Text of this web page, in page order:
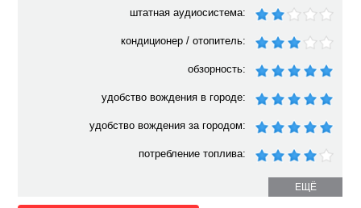
штатная аудиосистема:
кондиционер / отопитель:
обзорность:
удобство вождения в городе:
удобство вождения за городом:
потребление топлива:
ЕЩЁ